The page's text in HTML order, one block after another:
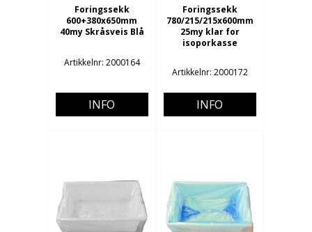
Foringssekk
600+380x650mm
40my Skråsveis Blå
Artikkelnr: 2000164
INFO
Foringssekk
780/215/215x600mm
25my klar for
isoporkasse
Artikkelnr: 2000172
INFO